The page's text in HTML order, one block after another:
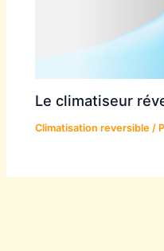
Le climatiseur
Climatisation reversible /